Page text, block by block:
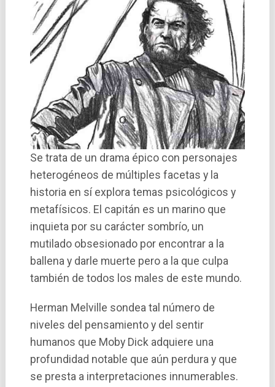
Se trata de un drama épico con personajes
heterogéneos de múltiples facetas y la
historia en sí­ explora temas psicológicos y
metafí­sicos. El capitán es un marino que
inquieta por su carácter sombrí­o, un
mutilado obsesionado por encontrar a la
ballena y darle muerte pero a la que culpa
también de todos los males de este mundo.
Herman Melville sondea tal número de
niveles del pensamiento y del sentir
humanos que Moby Dick adquiere una
profundidad notable que aún perdura y que
se presta a interpretaciones innumerables.